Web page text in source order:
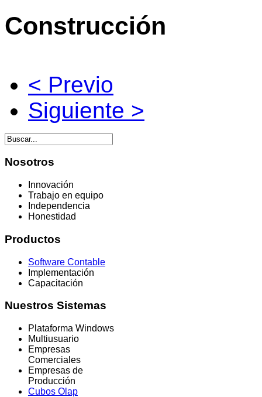
Construcción
< Previo
Siguiente >
Nosotros
Innovación
Trabajo en equipo
Independencia
Honestidad
Productos
Software Contable
Implementación
Capacitación
Nuestros Sistemas
Plataforma Windows
Multiusuario
Empresas
Comerciales
Empresas de
Producción
Cubos Olap